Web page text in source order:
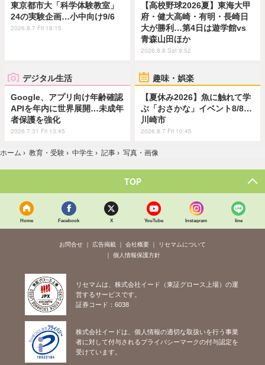
東京都市大「科学体験教室」
24の実験企画…小中向け9/6
2026.8.7 Fri 18:15
【高校野球2026夏】東海大甲
府・健大高崎・有明・長崎日
大が勝利…第4日は遊学館vs
青森山田ほか
2026.8.8 Sat 9:52
デジタル生活
Google、アプリ向け年齢確認
APIを年内に世界展開…未成年
者保護を強化
2026.7.31 Fri 13:45
趣味・娯楽
【夏休み2026】魚に触れて学
ぶ「おさかな」イベント8/8…
川崎市
2026.8.7 Fri 10:45
ホーム › 教育・受験 › 中学生 › 記事 › 写真・画像
TOP
Home Facebook X YouTube Instagram line
お問合せ 広告掲載 会社概要
リセマムについて
個人情報保護方針
リセマムは、株式会社イード（東証グロース上場）の運
営するサービスです。
証券コード：6038
株式会社イードは、個人情報の適切な取扱いを行う事業
者に対して付与されるプライバシーマークの付与認定を
受けています。